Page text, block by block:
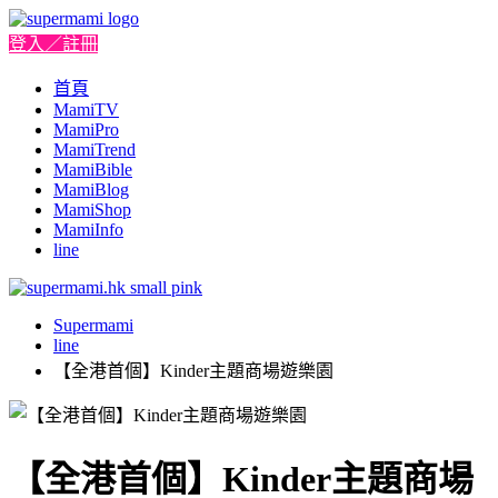
登入／註冊
首頁
MamiTV
MamiPro
MamiTrend
MamiBible
MamiBlog
MamiShop
MamiInfo
line
Supermami
line
【全港首個】Kinder主題商場遊樂園
【全港首個】Kinder主題商場